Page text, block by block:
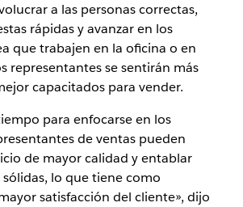
a las personas correctas,
rápidas y avanzar en los
que trabajen en la oficina o en
representantes se sentirán más
capacitados para vender.
para enfocarse en los
de ventas pueden
de mayor calidad y entablar
sólidas, lo que tiene como
satisfacción del cliente», dijo